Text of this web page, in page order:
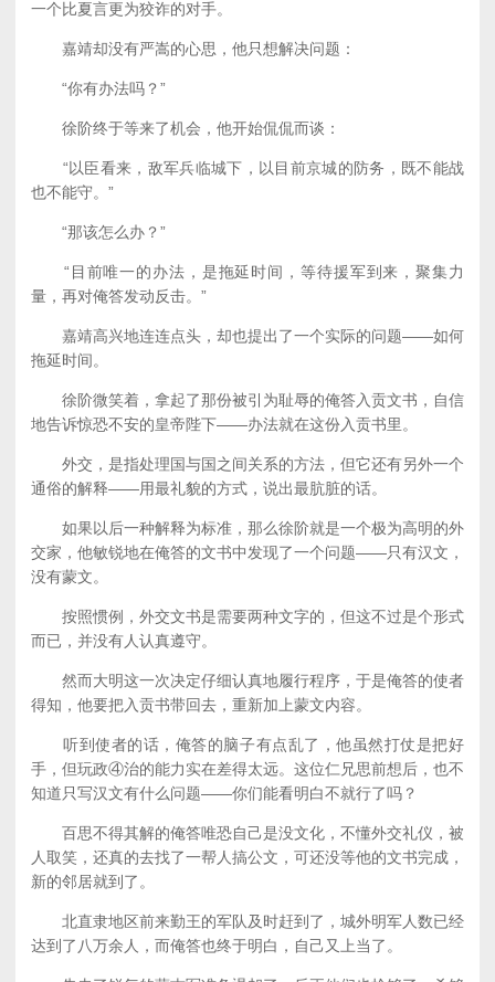
一个比夏言更为狡诈的对手。
嘉靖却没有严嵩的心思，他只想解决问题：
“你有办法吗？”
徐阶终于等来了机会，他开始侃侃而谈：
“以臣看来，敌军兵临城下，以目前京城的防务，既不能战
也不能守。”
“那该怎么办？”
“目前唯一的办法，是拖延时间，等待援军到来，聚集力
量，再对俺答发动反击。”
嘉靖高兴地连连点头，却也提出了一个实际的问题——如何
拖延时间。
徐阶微笑着，拿起了那份被引为耻辱的俺答入贡文书，自信
地告诉惊恐不安的皇帝陛下——办法就在这份入贡书里。
外交，是指处理国与国之间关系的方法，但它还有另外一个
通俗的解释——用最礼貌的方式，说出最肮脏的话。
如果以后一种解释为标准，那么徐阶就是一个极为高明的外
交家，他敏锐地在俺答的文书中发现了一个问题——只有汉文，
没有蒙文。
按照惯例，外交文书是需要两种文字的，但这不过是个形式
而已，并没有人认真遵守。
然而大明这一次决定仔细认真地履行程序，于是俺答的使者
得知，他要把入贡书带回去，重新加上蒙文内容。
听到使者的话，俺答的脑子有点乱了，他虽然打仗是把好
手，但玩政④治的能力实在差得太远。这位仁兄思前想后，也不
知道只写汉文有什么问题——你们能看明白不就行了吗？
百思不得其解的俺答唯恐自己是没文化，不懂外交礼仪，被
人取笑，还真的去找了一帮人搞公文，可还没等他的文书完成，
新的邻居就到了。
北直隶地区前来勤王的军队及时赶到了，城外明军人数已经
达到了八万余人，而俺答也终于明白，自己又上当了。